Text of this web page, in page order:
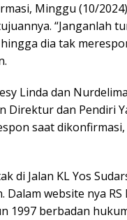
Minggu (10/
“Janganlah
dia tak
Linda dan
Direktur dan Pendiri
saat
di Jalan KL Yos
Dalam website nya RS
1997 berbadan